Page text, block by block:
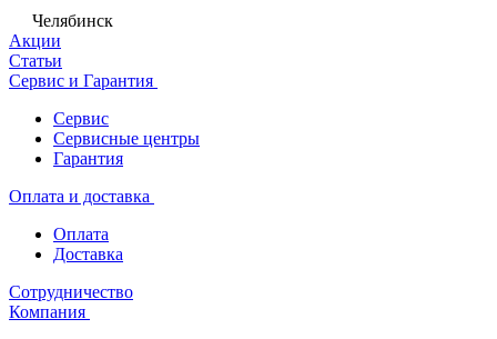
Челябинск
Акции
Статьи
Сервис и Гарантия
Сервис
Сервисные центры
Гарантия
Оплата и доставка
Оплата
Доставка
Сотрудничество
Компания